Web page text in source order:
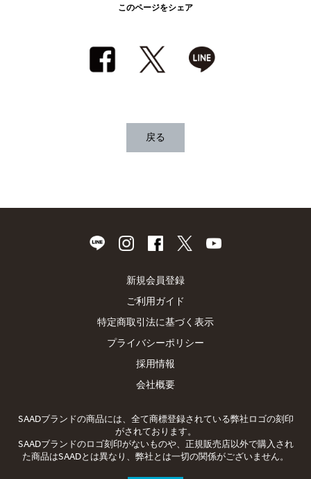
このページをシェア
戻る
新規会員登録
ご利用ガイド
特定商取引法に基づく表示
プライバシーポリシー
採用情報
会社概要
SAADブランドの商品には、全て商標登録されている弊社ロゴの刻印
がされております。
SAADブランドのロゴ刻印がないものや、正規販売店以外で購入され
た商品はSAADとは異なり、弊社とは一切の関係がございません。